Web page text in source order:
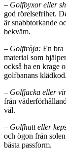
– Golfbyxor eller
god rörelsefrihet.
är snabbtorkande
bekväm.
– Golftröja: En bra
material som
också ha en krage
golfbanans klädkod.
– Golfjacka eller
från
väl.
– Golfhatt eller
och ögon från
bästa passform.